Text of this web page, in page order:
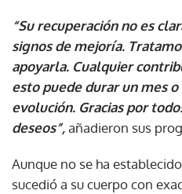
“Su recuperación no es
signos de mejoría.
apoyarla. Cualquier
esto puede durar un mes
evolución. Gracias por
deseos”,añadieron sus
Aunque no se ha
sucedió a su cuerpo con